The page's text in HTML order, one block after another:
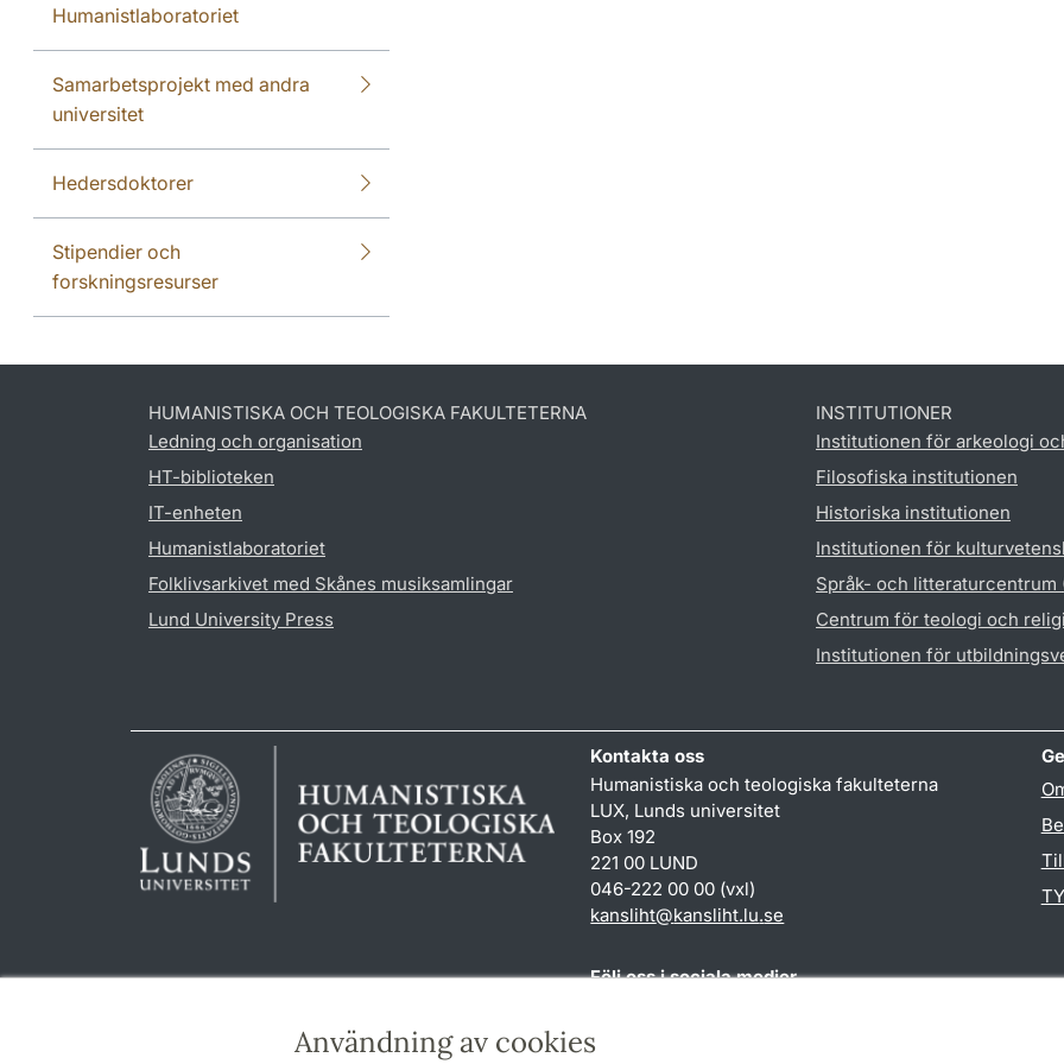
Användning av cookies
Humanistlaboratoriet
Samarbetsprojekt med andra
universitet
Hedersdoktorer
Stipendier och
forskningsresurser
HUMANISTISKA OCH TEOLOGISKA FAKULTETERNA
Ledning och organisation
HT-biblioteken
IT-enheten
Humanistlaboratoriet
Folklivsarkivet med Skånes musiksamlingar
Lund University Press
INSTITUTIONER
Institutionen för arkeologi
Filosofiska institutionen
Historiska institutionen
Institutionen för
Språk- och litteraturcentrum
Centrum för teologi och
Institutionen för
Kontakta oss
Humanistiska och teologiska fakulteterna
LUX, Lunds universitet
Box 192
221 00 LUND
046-222 00 00 (vxl)
kansliht@kansliht.lu.se
Följ oss i sociala medier